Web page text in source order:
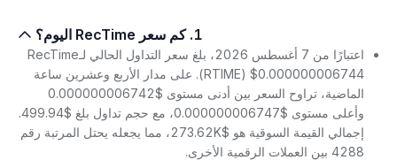
1. كم سعر RecTime اليوم؟
اعتبارًا من 7 أغسطس 2026، بلغ سعر التداول الحالي لـRecTime
(RTIME) $0.000000006744. على مدار الأربع وعشرين ساعة
الماضية، تراوح السعر بين أدنى مستوى $0.000000006742
وأعلى مستوى $0.000000006747، مع حجم تداول بلغ $499.94.
إجمالي القيمة السوقية هو $273.62K، مما يجعله يحتل المرتبة رقم
4288 بين العملات الرقمية الأخرى.